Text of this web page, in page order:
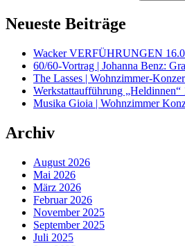
Neueste Beiträge
Wacker VERFÜHRUNGEN
60/60-Vortrag | Johanna Benz:
The Lasses | Wohnzimmer-
Werkstattaufführung
Musika Gioia | Wohnzimmer
Archiv
August 2026
Mai 2026
März 2026
Februar 2026
November 2025
September 2025
Juli 2025